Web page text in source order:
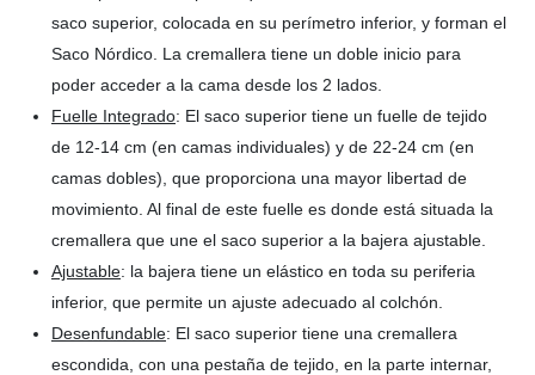
saco superior, colocada en su perímetro inferior, y forman el
Saco Nórdico. La cremallera tiene un doble inicio para
poder acceder a la cama desde los 2 lados.
Fuelle Integrado: El saco superior tiene un fuelle de tejido
de 12-14 cm (en camas individuales) y de 22-24 cm (en
camas dobles), que proporciona una mayor libertad de
movimiento. Al final de este fuelle es donde está situada la
cremallera que une el saco superior a la bajera ajustable.
Ajustable: la bajera tiene un elástico en toda su periferia
inferior, que permite un ajuste adecuado al colchón.
Desenfundable: El saco superior tiene una cremallera
escondida, con una pestaña de tejido, en la parte internar,